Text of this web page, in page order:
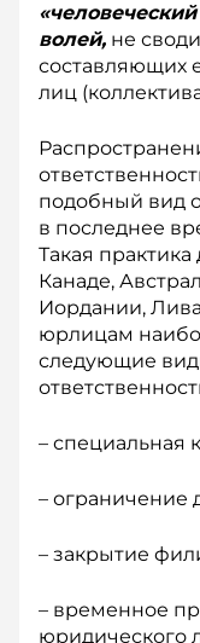
волей, не
составляющих
лиц
подобный вид
в последнее
Такая
Канаде,
Иордании,
юрлицам
следующие
– специальная
– ограничение
– закрытие
– временное
юридического